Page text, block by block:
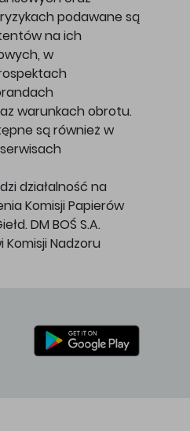
podawane są
na ich
w
warunkach obrotu.
są również w
działalność na
Komisji Papierów
DM BOŚ S.A.
Nadzoru